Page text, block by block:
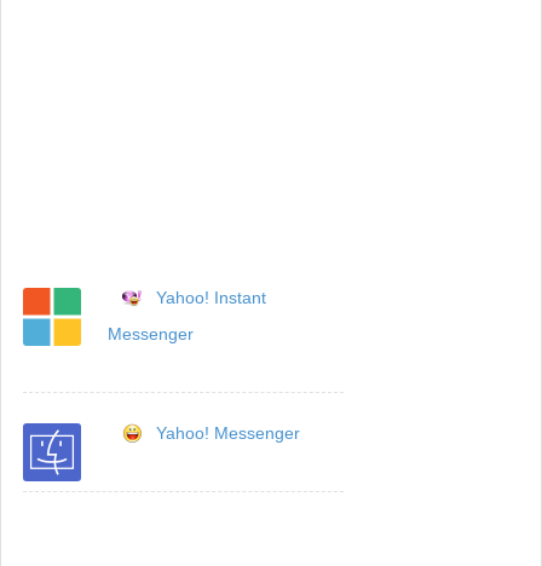
Yahoo! Instant
Messenger
Yahoo! Messenger